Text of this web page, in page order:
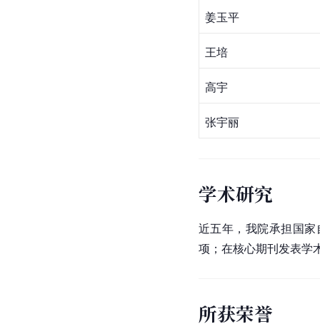
姜玉平
王培
高宇
张宇丽
学术研究
近五年，我院承担国
项；在核心期刊发表学
所获荣誉